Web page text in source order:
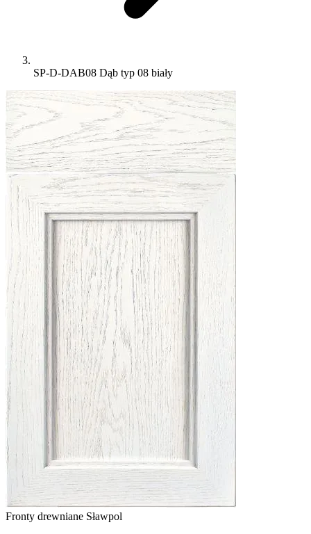
SP-D-DAB08 Dąb typ 08 biały
Fronty drewniane Sławpol